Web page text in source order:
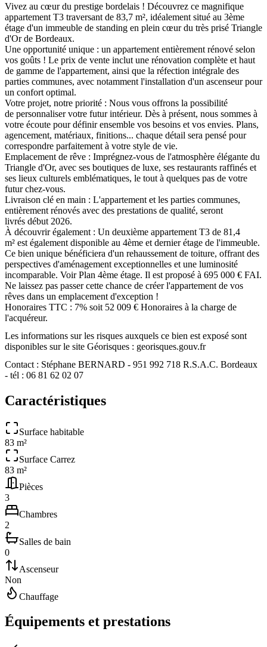
Vivez au cœur du prestige bordelais ! Découvrez ce magnifique
appartement T3 traversant de 83,7 m², idéalement situé au 3ème
étage d'un immeuble de standing en plein cœur du très prisé Triangle
d'Or de Bordeaux.
Une opportunité unique : un appartement entièrement rénové selon
vos goûts ! Le prix de vente inclut une rénovation complète et haut
de gamme de l'appartement, ainsi que la réfection intégrale des
parties communes, avec notamment l'installation d'un ascenseur pour
un confort optimal.
Votre projet, notre priorité : Nous vous offrons la possibilité
de personnaliser votre futur intérieur. Dès à présent, nous sommes à
votre écoute pour définir ensemble vos besoins et vos envies. Plans,
agencement, matériaux, finitions... chaque détail sera pensé pour
correspondre parfaitement à votre style de vie.
Emplacement de rêve : Imprégnez-vous de l'atmosphère élégante du
Triangle d'Or, avec ses boutiques de luxe, ses restaurants raffinés et
ses lieux culturels emblématiques, le tout à quelques pas de votre
futur chez-vous.
Livraison clé en main : L'appartement et les parties communes,
entièrement rénovés avec des prestations de qualité, seront
livrés début 2026.
À découvrir également : Un deuxième appartement T3 de 81,4
m² est également disponible au 4ème et dernier étage de l'immeuble.
Ce bien unique bénéficiera d'un rehaussement de toiture, offrant des
perspectives d'aménagement exceptionnelles et une luminosité
incomparable. Voir Plan 4ème étage. Il est proposé à 695 000 € FAI.
Ne laissez pas passer cette chance de créer l'appartement de vos
rêves dans un emplacement d'exception !
Honoraires TTC : 7% soit 52 009 € Honoraires à la charge de
l'acquéreur.
Les informations sur les risques auxquels ce bien est exposé sont
disponibles sur le site Géorisques : georisques.gouv.fr
Contact : Stéphane BERNARD - 951 992 718 R.S.A.C. Bordeaux
- tél : 06 81 62 02 07
Caractéristiques
Surface habitable
83 m²
Surface Carrez
83 m²
Pièces
3
Chambres
2
Salles de bain
0
Ascenseur
Non
Chauffage
Équipements et prestations